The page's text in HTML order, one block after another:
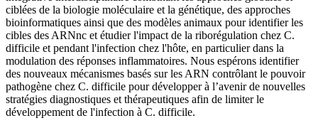
ciblées de la biologie moléculaire et la génétique, des approches
bioinformatiques ainsi que des modèles animaux pour identifier les
cibles des ARNnc et étudier l'impact de la riborégulation chez C.
difficile et pendant l'infection chez l'hôte, en particulier dans la
modulation des réponses inflammatoires. Nous espérons identifier
des nouveaux mécanismes basés sur les ARN contrôlant le pouvoir
pathogène chez C. difficile pour développer à l’avenir de nouvelles
stratégies diagnostiques et thérapeutiques afin de limiter le
développement de l'infection à C. difficile.